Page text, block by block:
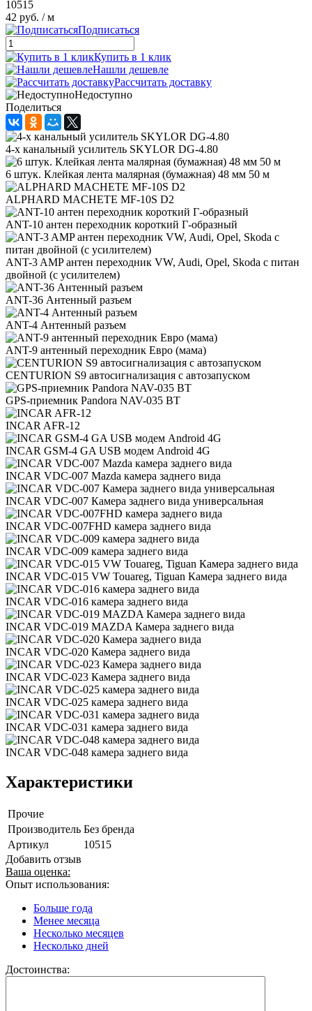
10515
42 руб. / м
Подписаться
Купить в 1 клик
Нашли дешевле
Рассчитать доставку
Недоступно
Поделиться
4-х канальный усилитель SKYLOR DG-4.80
6 штук. Клейкая лента малярная (бумажная) 48 мм 50 м
ALPHARD MACHETE MF-10S D2
ANT-10 антен переходник короткий Г-образный
ANT-3 AMP антен переходник VW, Audi, Opel, Skoda с питан
двойной (с усилителем)
ANT-36 Антенный разъем
ANT-4 Антенный разъем
ANT-9 антенный переходник Евро (мама)
CENTURION S9 автосигнализация с автозапуском
GPS-приемник Pandora NAV-035 BT
INCAR AFR-12
INCAR GSM-4 GA USB модем Android 4G
INCAR VDC-007 Mazda камера заднего вида
INCAR VDC-007 Камера заднего вида универсальная
INCAR VDC-007FHD камера заднего вида
INCAR VDC-009 камера заднего вида
INCAR VDC-015 VW Touareg, Tiguan Камера заднего вида
INCAR VDC-016 камера заднего вида
INCAR VDC-019 MAZDA Камера заднего вида
INCAR VDC-020 Камера заднего вида
INCAR VDC-023 Камера заднего вида
INCAR VDC-025 камера заднего вида
INCAR VDC-031 камера заднего вида
INCAR VDC-048 камера заднего вида
Характеристики
Прочие
Производитель Без бренда
Артикул
10515
Добавить отзыв
Ваша оценка:
Опыт использования:
Больше года
Менее месяца
Несколько месяцев
Несколько дней
Достоинства: